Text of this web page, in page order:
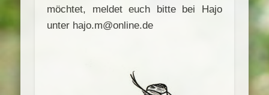
möchtet, meldet euch bitte bei Hajo
unter hajo.m@online.de